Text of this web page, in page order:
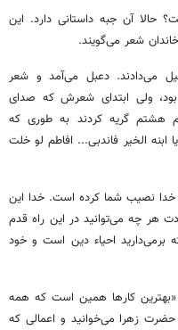
آن جبه داستانی دارد. این
شعر می‌گویند.
می‌دادند. دعبل می‌آمد و شعر
ولی ابتدای شعرش که صدای
هشتم گریه کردند ‏به طوری که
الخیر فاندبی... افاطم لو خلت
نصیب شما کرده است. خدا این
هر چه می‌توانید در این راه قدم
‏برمی‌دارید احیاء دین است و خود
«بهترین کارها همین است که همه
حضرت زهرا می‌خوانید و اعمالی که